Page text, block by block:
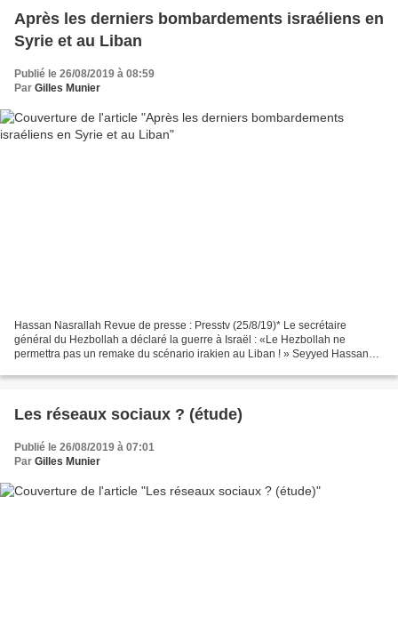
Après les derniers bombardements israéliens en
Syrie et au Liban
Publié le 26/08/2019 à 08:59
Par Gilles Munier
Hassan Nasrallah Revue de presse : Presstv (25/8/19)* Le secrétaire
général du Hezbollah a déclaré la guerre à Israël : «Le Hezbollah ne
permettra pas un remake du scénario irakien au Liban ! » Seyyed Hassan
Les réseaux sociaux ? (étude)
Publié le 26/08/2019 à 07:01
Par Gilles Munier